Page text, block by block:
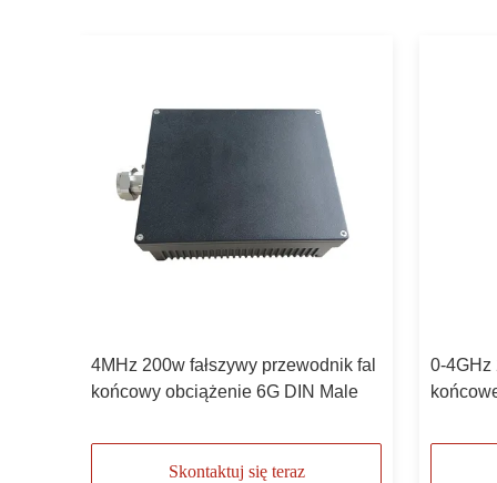
4MHz 200w fałszywy przewodnik fal
końcowy obciążenie 6G DIN Male
Skontaktuj się teraz
0-4GHz